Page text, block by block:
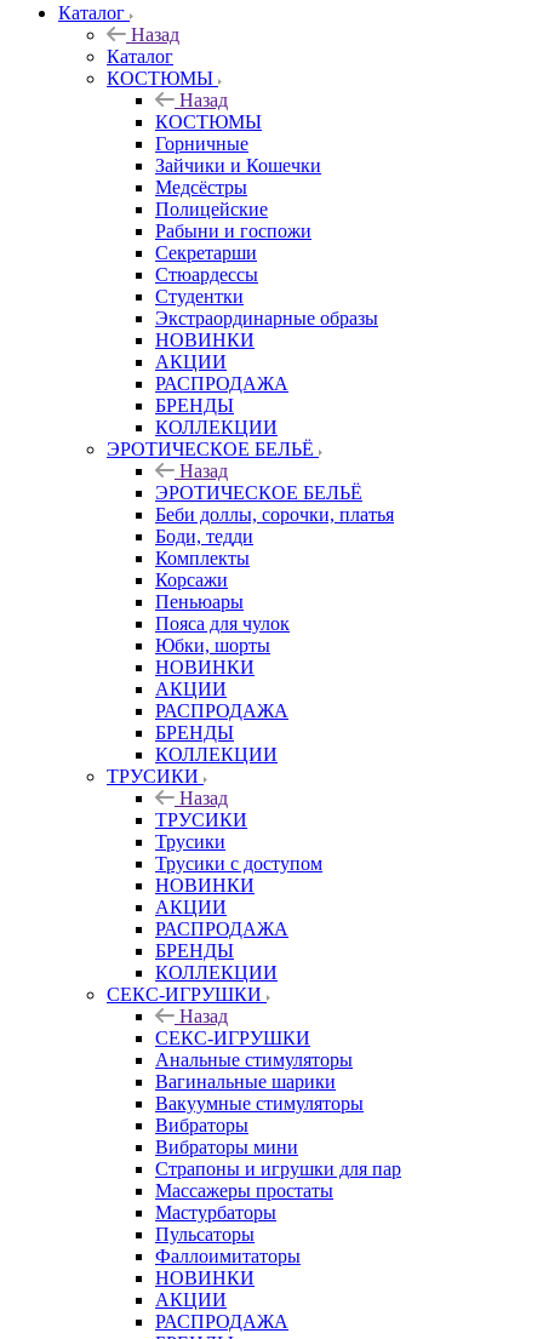
Каталог
Назад
Каталог
КОСТЮМЫ
Назад
КОСТЮМЫ
Горничные
Зайчики и Кошечки
Медсёстры
Полицейские
Рабыни и госпожи
Секретарши
Стюардессы
Студентки
Экстраординарные образы
НОВИНКИ
АКЦИИ
РАСПРОДАЖА
БРЕНДЫ
КОЛЛЕКЦИИ
ЭРОТИЧЕСКОЕ БЕЛЬЁ
Назад
ЭРОТИЧЕСКОЕ БЕЛЬЁ
Беби доллы, сорочки, платья
Боди, тедди
Комплекты
Корсажи
Пеньюары
Пояса для чулок
Юбки, шорты
НОВИНКИ
АКЦИИ
РАСПРОДАЖА
БРЕНДЫ
КОЛЛЕКЦИИ
ТРУСИКИ
Назад
ТРУСИКИ
Трусики
Трусики с доступом
НОВИНКИ
АКЦИИ
РАСПРОДАЖА
БРЕНДЫ
КОЛЛЕКЦИИ
СЕКС-ИГРУШКИ
Назад
СЕКС-ИГРУШКИ
Анальные стимуляторы
Вагинальные шарики
Вакуумные стимуляторы
Вибраторы
Вибраторы мини
Страпоны и игрушки для пар
Массажеры простаты
Мастурбаторы
Пульсаторы
Фаллоимитаторы
НОВИНКИ
АКЦИИ
РАСПРОДАЖА